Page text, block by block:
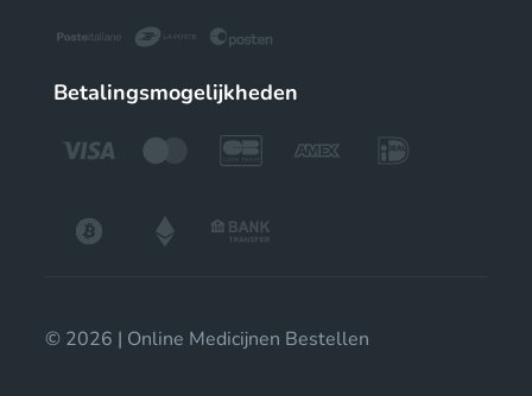
Betalingsmogelijkheden
© 2026 | Online Medicijnen Bestellen